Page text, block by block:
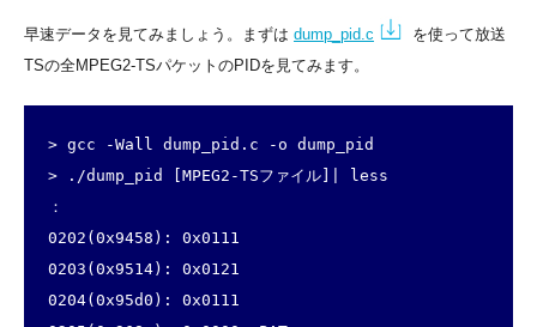
早速データを見てみましょう。まずは dump_pid.c
を使って放送
TSの全MPEG2-TSパケットのPIDを見てみます。
> gcc -Wall dump_pid.c -o dump_pid
> ./dump_pid [MPEG2-TSファイル]| less
：
0202(0x9458): 0x0111
0203(0x9514): 0x0121
0204(0x95d0): 0x0111